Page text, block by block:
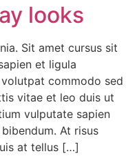
looks
Sit amet cursus sit
et ligula
commodo sed
vitae et leo duis ut
vulputate sapien
At risus
at tellus […]